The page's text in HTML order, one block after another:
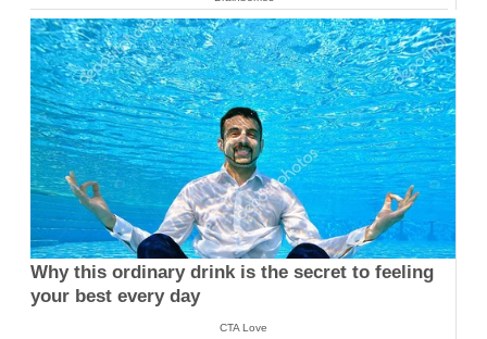
Why this ordinary drink is the secret to feeling
your best every day
CTA Love